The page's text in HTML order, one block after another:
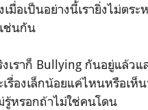
อเป็นอย่างนี้เรายิ่งไม่ตร
ช่นกัน
ราก็ Bullying กันอยู่แล้วแล
รื่องเล็กน้อยแค่ไหนหรือเ
รู้หรอกถ้าไม่ใช่คนโดน